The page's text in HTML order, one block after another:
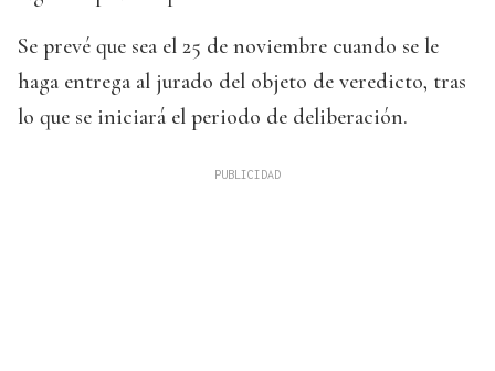
Se prevé que sea el 25 de noviembre cuando se le
haga entrega al jurado del objeto de veredicto, tras
lo que se iniciará el periodo de deliberación.